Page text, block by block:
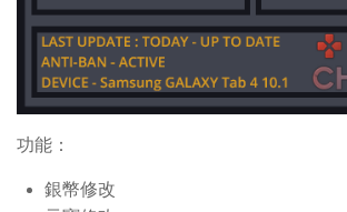
功能：
銀幣修改